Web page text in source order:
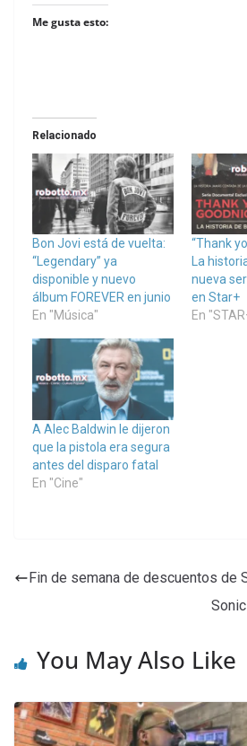
Me gusta esto:
Relacionado
Bon Jovi está de vuelta:
“Legendary” ya
disponible y nuevo
álbum FOREVER en junio
En "Música"
“Thank
La
nueva
en Star+
En
A Alec Baldwin le dijeron
que la pistola era segura
antes del disparo fatal
En "Cine"
Fin de semana de descuentos de
You May Also Like